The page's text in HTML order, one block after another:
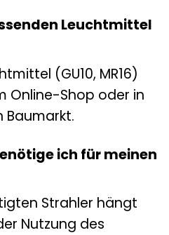
Leuchtmittel
(GU10, MR16)
Online-Shop oder in
ich für meinen
Strahler hängt
Nutzung des